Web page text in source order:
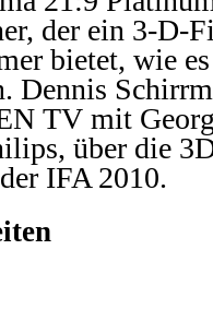
der ein 3-D-
bietet, wie
Dennis
TV mit
über die
IFA 2010.